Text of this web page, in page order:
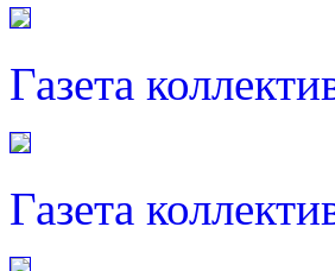
Газета
Газета